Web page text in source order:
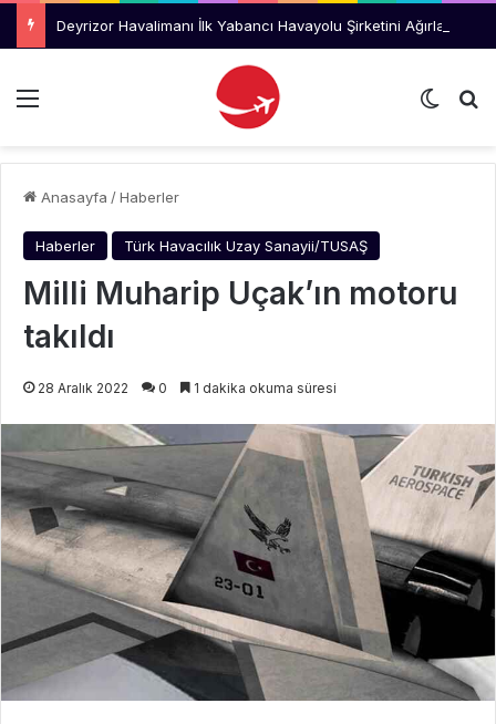
Deyrizor Havalimanı İlk Yabancı Havayolu Şirketini Ağırladı
Menü Dış
Anasayfa /Haberler
Haberler Türk Havacılık Uzay Sanayii/TUSAŞ
Milli Muharip Uçak’ın motoru
takıldı
28 Aralık 2022 0 1 dakika okuma süresi